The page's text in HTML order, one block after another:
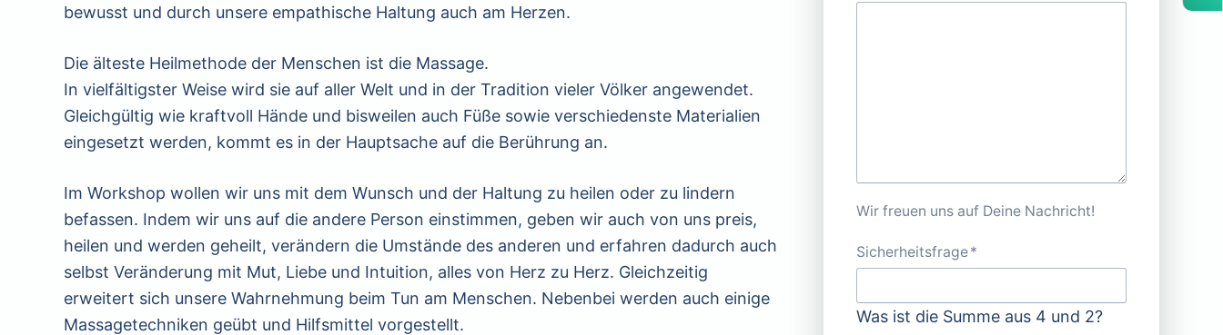
bewusst und durch unsere empathische Haltung auch am Herzen.
Die älteste Heilmethode der Menschen ist die Massage.
In vielfältigster Weise wird sie auf aller Welt und in der Tradition vieler Völker angewendet.
Gleichgültig wie kraftvoll Hände und bisweilen auch Füße sowie verschiedenste Materialien
eingesetzt werden, kommt es in der Hauptsache auf die Berührung an.
Im Workshop wollen wir uns mit dem Wunsch und der Haltung zu heilen oder zu lindern
befassen. Indem wir uns auf die andere Person einstimmen, geben wir auch von uns preis,
heilen und werden geheilt, verändern die Umstände des anderen und erfahren dadurch auch
selbst Veränderung mit Mut, Liebe und Intuition, alles von Herz zu Herz. Gleichzeitig
erweitert sich unsere Wahrnehmung beim Tun am Menschen. Nebenbei werden auch einige
Massagetechniken geübt und Hilfsmittel vorgestellt.
Wir freuen uns auf Deine Nachricht!
Pflichtfeld
Sicherheitsfrage*
Was ist die Summe aus 4 und 2?